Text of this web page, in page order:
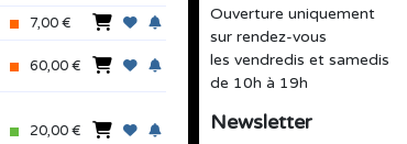
Ouverture uniquement
sur rendez-vous
les vendredis et samedis
de 10h à 19h
Newsletter
7,00 €
60,00 €
20,00 €